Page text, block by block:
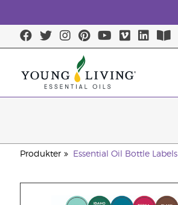
Produkter Essential Oil Bottle Labels